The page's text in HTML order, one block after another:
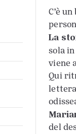
C’è
La
sola
viene
Qui
del